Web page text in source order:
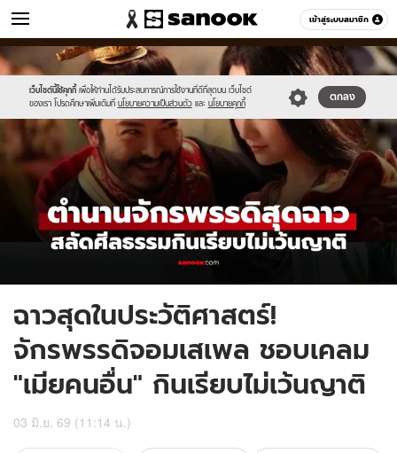
เข้าสู่ระบบสมาชิก
ข่าว หมวดอื่นๆ
เว็บไซต์นี้ใช้คุกกี้ เพื่อให้ท่านได้รับประสบการณ์การใช้งานที่ดีที่สุดบน เว็บไซต์
ของเรา โปรดศึกษาเพิ่มเติมที่ นโยบายความเป็นส่วนตัว และ นโยบายคุกกี้
ตกลง
//s.isanook.com/sr/0/images/logo-
new-
sanook.png
//s.isanook.com/ns/0/ud/1978/9892218/new-
thumbnail1200x720_v2(1).jpg
ฉาวสุดในประวัติศาสตร์!
จักรพรรดิจอมเสเพล ชอบเคลม
"เมียคนอื่น" กินเรียบไม่เว้นญาติ
03 มิ.ย. 69 (11:14 น.)